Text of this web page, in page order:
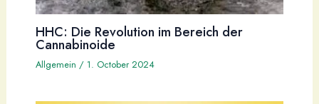
HHC: Die Revolution im Bereich der
Cannabinoide
Allgemein / 1. October 2024